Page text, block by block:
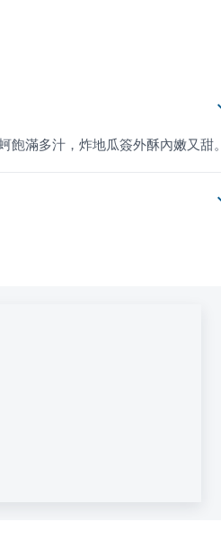
飽滿多汁，炸地瓜簽外酥內嫩又甜。